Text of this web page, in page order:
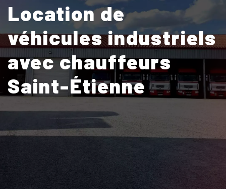
Location de
véhicules industriels
avec chauffeurs
Saint-Étienne